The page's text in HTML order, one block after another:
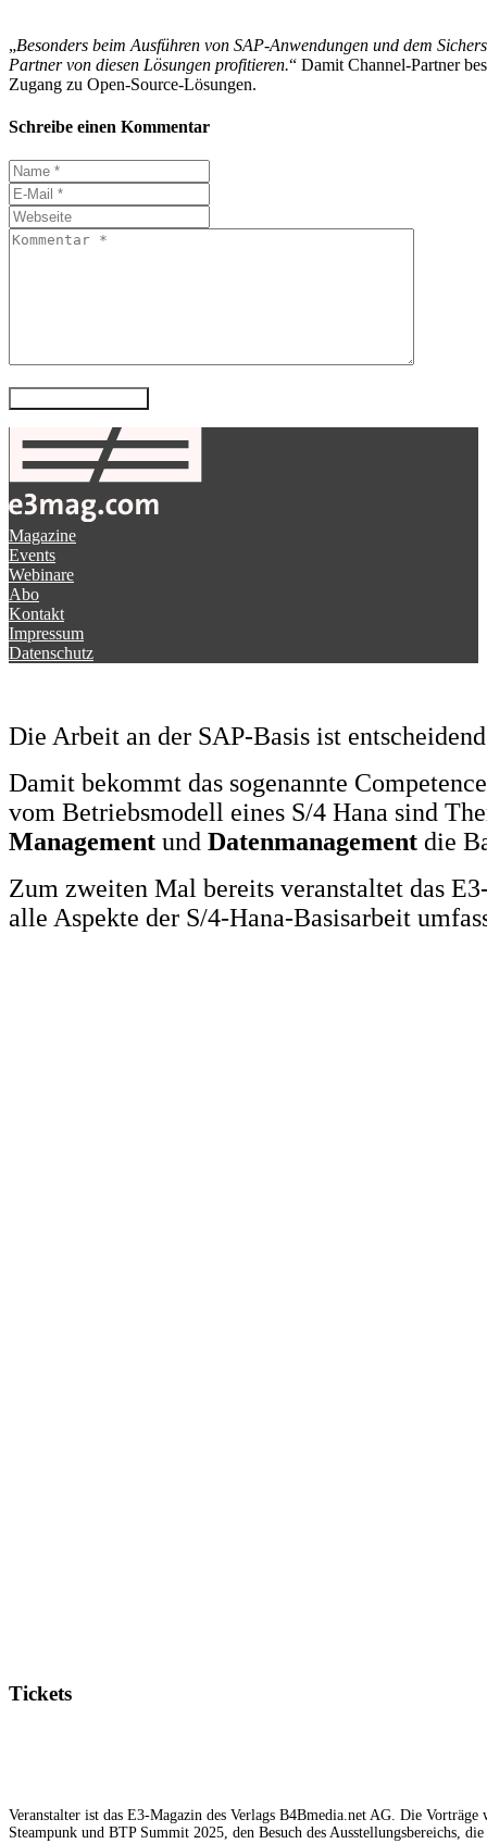
„Besonders beim Ausführen von SAP-Anwendungen und dem
Partner von diesen Lösungen profitieren.“ Damit Channel-Partner
Zugang zu Open-Source-Lösungen.
Schreibe einen Kommentar
Magazine
Events
Webinare
Abo
Kontakt
Impressum
Datenschutz
Die Arbeit an der SAP-Basis ist
Damit bekommt das sogenannte
vom Betriebsmodell eines S/4 Hana sind
Management und Datenmanagement die
Zum zweiten Mal bereits veranstaltet das
alle Aspekte der S/4-Hana-Basisarbeit
Tickets
Veranstalter ist das E3-Magazin des Verlags B4Bmedia.net AG. Die
Steampunk und BTP Summit 2025, den Besuch des Ausstellungsbereichs,